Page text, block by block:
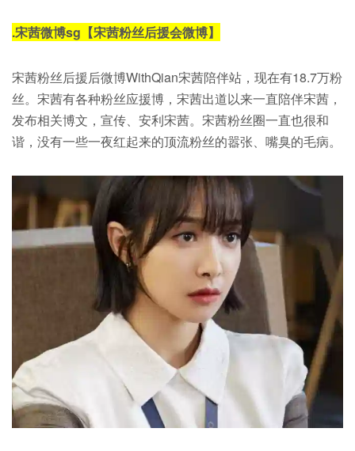
.宋茜微博sg【宋茜粉丝后援会微博】
宋茜粉丝后援后微博WithQian宋茜陪伴站，现在有18.7万粉
丝。宋茜有各种粉丝应援博，宋茜出道以来一直陪伴宋茜，
发布相关博文，宣传、安利宋茜。宋茜粉丝圈一直也很和
谐，没有一些一夜红起来的顶流粉丝的嚣张、嘴臭的毛病。